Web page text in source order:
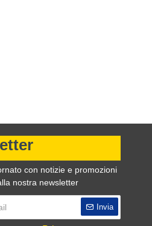
con notizie e promozioni
nostra newsletter
Invia